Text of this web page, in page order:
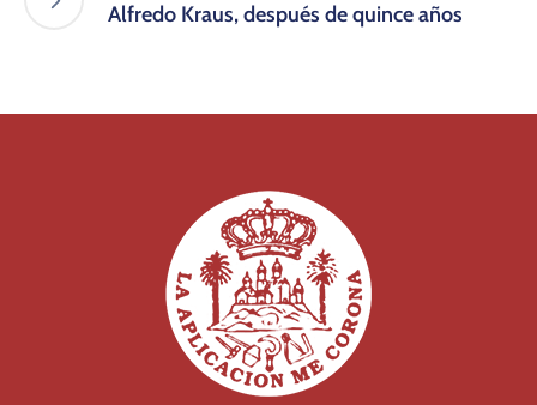
Alfredo Kraus, después de quince años